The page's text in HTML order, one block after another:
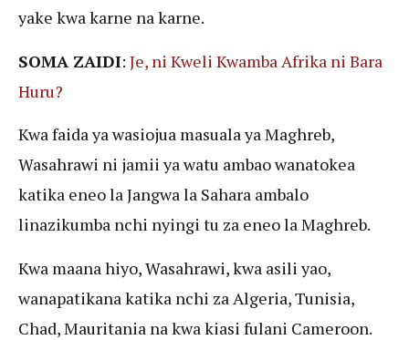
yake kwa karne na karne.
SOMA ZAIDI: Je, ni Kweli Kwamba Afrika ni Bara
Huru?
Kwa faida ya wasiojua masuala ya Maghreb,
Wasahrawi ni jamii ya watu ambao wanatokea
katika eneo la Jangwa la Sahara ambalo
linazikumba nchi nyingi tu za eneo la Maghreb.
Kwa maana hiyo, Wasahrawi, kwa asili yao,
wanapatikana katika nchi za Algeria, Tunisia,
Chad, Mauritania na kwa kiasi fulani Cameroon.